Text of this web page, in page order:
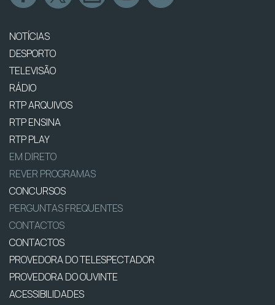
NOTÍCIAS
DESPORTO
TELEVISÃO
RÁDIO
RTP ARQUIVOS
RTP ENSINA
RTP PLAY
EM DIRETO
REVER PROGRAMAS
CONCURSOS
PERGUNTAS FREQUENTES
CONTACTOS
CONTACTOS
PROVEDORA DO TELESPECTADOR
PROVEDORA DO OUVINTE
ACESSIBILIDADES